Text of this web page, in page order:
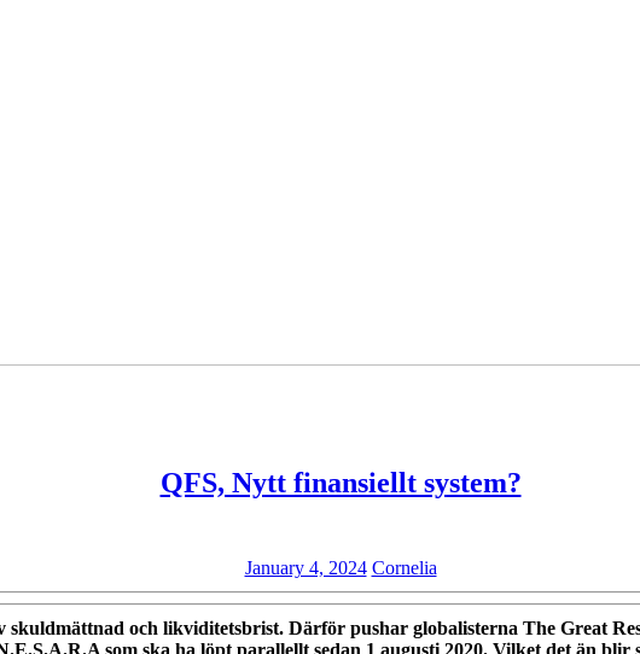
QFS, Nytt finansiellt system?QFS,
January 4, 2024January
4,
2024
CorneliaCornelia
och likviditetsbrist. Därför pushar globalisterna The Great
som ska ha löpt parallellt sedan 1 augusti 2020. Vilket det än